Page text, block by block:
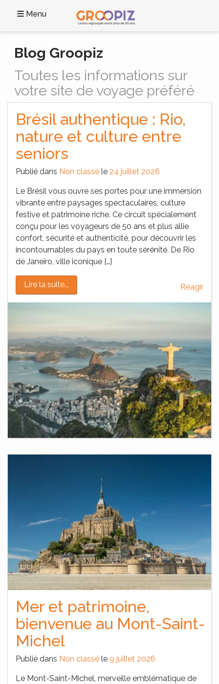
Menu
Blog Groopiz
Toutes les informations sur
votre site de voyage préféré
Brésil authentique : Rio,
nature et culture entre
seniors
Publié dans Non classé le 24 juillet 2026
Le Brésil vous ouvre ses portes pour une immersion
vibrante entre paysages spectaculaires, culture
festive et patrimoine riche. Ce circuit spécialement
conçu pour les voyageurs de 50 ans et plus allie
confort, sécurité et authenticité, pour découvrir les
incontournables du pays en toute sérénité. De Rio
de Janeiro, ville iconique […]
Lire la suite... Réagir
Mer et patrimoine,
bienvenue au Mont-Saint-
Michel
Publié dans Non classé le 9 juillet 2026
Le Mont-Saint-Michel, merveille emblématique de